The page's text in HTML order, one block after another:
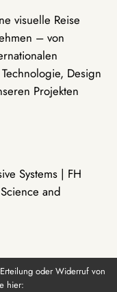
visuelle Reise
– von
Design
Projekten
Systems | FH
and
oder Widerruf von
hier: